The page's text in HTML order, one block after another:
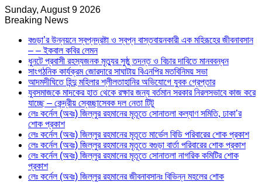
Sunday, August 9 2026
Breaking News
বগুড়া’র উন্নয়নে স্বপ্নদ্রষ্টা ও স্বপ্ন বাস্তবায়নকারী এক মহিরূহের জীবনাবসান
– – ইকবাল কবির লেমন
ধুনটে প্রবাসী রহস্যজনক মৃত্যুর সুষ্ঠু তদন্ত ও বিচার দাবিতে মানববন্ধন
সাংগঠনিক কার্যক্রম জোরদারে সাঘাটায় বিএনপির মতবিনিময় সভা
আদমদীঘিতে হিন্দু মহিলার শ্লীলতাহানির অভিযোগে যুবক গ্রেপ্তার
যুবসমাজকে মাদকের হাত থেকে রক্ষার জন্য বর্তমান সরকার নিরলসভাবে কাজ করে
যাচ্ছে – কেন্দ্রীয় স্বেচ্ছাসেবক দল নেতা টিটু
লেঃ কর্নেল (অবঃ) জিল্লুর রহমানের মৃতূতে সোনাতলা কল্যাণ সমিতি, ঢাকা’র
শোক প্রকাশ
লেঃ কর্নেল (অবঃ) জিল্লুর রহমানের মৃতূতে মার্ভেল বিডি পরিবারের শোক প্রকাশ
লেঃ কর্নেল (অবঃ) জিল্লুর রহমানের মৃতূতে বগুড়া বার্তা পরিবারের শোক প্রকাশ
লেঃ কর্নেল (অবঃ) জিল্লুর রহমানের মৃতূতে সোনাতলা নাগরিক কমিটির শোক
প্রকাশ
লেঃ কর্নেল (অবঃ) জিল্লুর রহমানের জীবনাবসানঃ বিভিন্ন মহলের শোক